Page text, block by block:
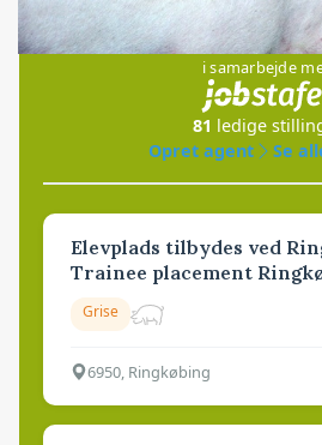
Jobs
i samarbejde
81 ledige
Opret agent
Se
Elevplads tilbydes ved
Trainee placement
Grise
6950, Ringkøbing